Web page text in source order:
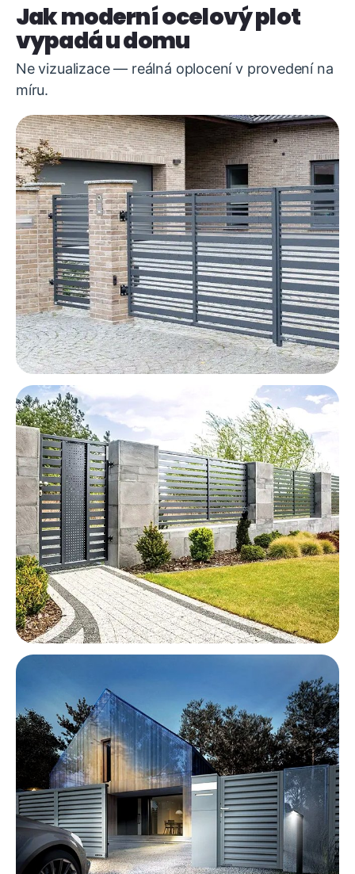
Jak moderní ocelový plot
vypadá u domu
Ne vizualizace — reálná oplocení v provedení na
míru.